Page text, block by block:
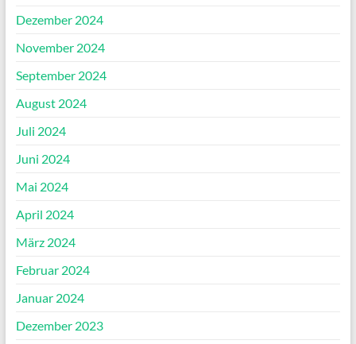
Dezember 2024
November 2024
September 2024
August 2024
Juli 2024
Juni 2024
Mai 2024
April 2024
März 2024
Februar 2024
Januar 2024
Dezember 2023